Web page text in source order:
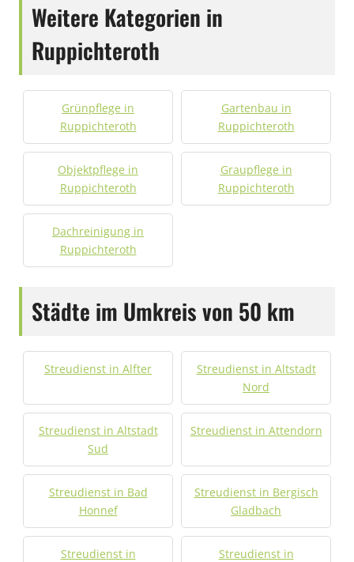
Weitere Kategorien in
Ruppichteroth
Grünpflege in
Ruppichteroth
Gartenbau in
Ruppichteroth
Objektpflege in
Ruppichteroth
Graupflege in
Ruppichteroth
Dachreinigung in
Ruppichteroth
Städte im Umkreis von 50 km
Streudienst in Alfter
Streudienst in Altstadt
Nord
Streudienst in Altstadt
Sud
Streudienst in Attendorn
Streudienst in Bad
Honnef
Streudienst in Bergisch
Gladbach
Streudienst in
Streudienst in